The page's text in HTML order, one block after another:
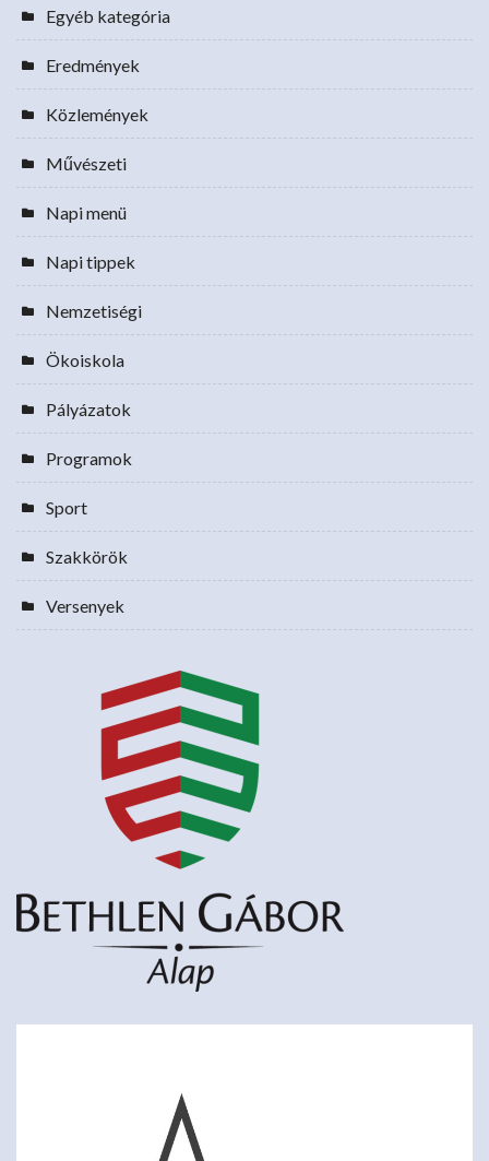
Egyéb kategória
Eredmények
Közlemények
Művészeti
Napi menü
Napi tippek
Nemzetiségi
Ökoiskola
Pályázatok
Programok
Sport
Szakkörök
Versenyek